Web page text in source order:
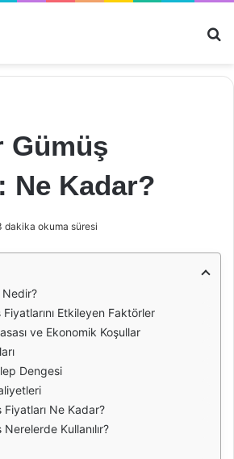
Gümüş
Ne Kadar?
dakika okuma süresi
Nedir?
Etkileyen Faktörler
ve Ekonomik Koşullar
Dengesi
Ne Kadar?
Kullanılır?